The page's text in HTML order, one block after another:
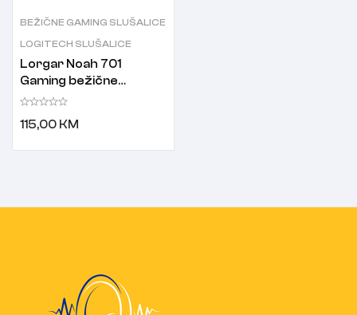
BEŽIČNE GAMING SLUŠALICE
LOGITECH SLUŠALICE
Lorgar Noah 701
Gaming bežične
slušalice crne
115,00 KM